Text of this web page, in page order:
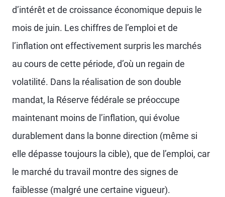
d’intérêt et de croissance économique depuis le
mois de juin. Les chiffres de l’emploi et de
l’inflation ont effectivement surpris les marchés
au cours de cette période, d’où un regain de
volatilité. Dans la réalisation de son double
mandat, la Réserve fédérale se préoccupe
maintenant moins de l’inflation, qui évolue
durablement dans la bonne direction (même si
elle dépasse toujours la cible), que de l’emploi, car
le marché du travail montre des signes de
faiblesse (malgré une certaine vigueur).